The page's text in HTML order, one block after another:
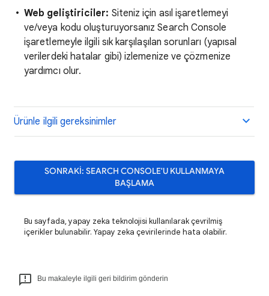
Web geliştiriciler: Siteniz için asıl işaretlemeyi
ve/veya kodu oluşturuyorsanız Search Console
işaretlemeyle ilgili sık karşılaşılan sorunları (yapısal
verilerdeki hatalar gibi) izlemenize ve çözmenize
yardımcı olur.
Ürünle ilgili gereksinimler
SONRAKİ: SEARCH CONSOLE'U KULLANMAYA
BAŞLAMA
Bu sayfada, yapay zeka teknolojisi kullanılarak çevrilmiş
içerikler bulunabilir. Yapay zeka çevirilerinde hata olabilir.
Bu makaleyle ilgili geri bildirim gönderin